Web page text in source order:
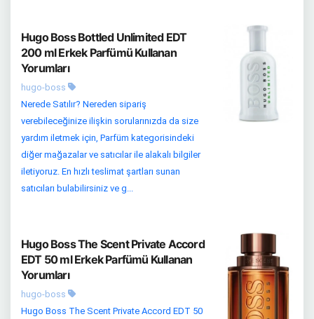
Hugo Boss Bottled Unlimited EDT
200 ml Erkek Parfümü Kullanan
Yorumları
hugo-boss
Nerede Satılır? Nereden sipariş
verebileceğinize ilişkin sorularınızda da size
yardım iletmek için, Parfüm kategorisindeki
diğer mağazalar ve satıcılar ile alakalı bilgiler
iletiyoruz. En hızlı teslimat şartları sunan
satıcıları bulabilirsiniz ve g...
Hugo Boss The Scent Private Accord
EDT 50 ml Erkek Parfümü Kullanan
Yorumları
hugo-boss
Hugo Boss The Scent Private Accord EDT 50